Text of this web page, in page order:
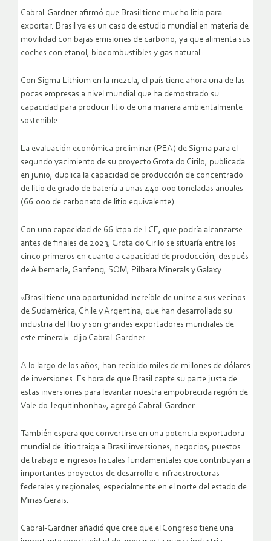
Cabral-Gardner afirmó que Brasil tiene mucho litio para
exportar. Brasil ya es un caso de estudio mundial en materia de
movilidad con bajas emisiones de carbono, ya que alimenta sus
coches con etanol, biocombustibles y gas natural.
Con Sigma Lithium en la mezcla, el país tiene ahora una de las
pocas empresas a nivel mundial que ha demostrado su
capacidad para producir litio de una manera ambientalmente
sostenible.
La evaluación económica preliminar (PEA) de Sigma para el
segundo yacimiento de su proyecto Grota do Cirilo, publicada
en junio, duplica la capacidad de producción de concentrado
de litio de grado de batería a unas 440.000 toneladas anuales
(66.000 de carbonato de litio equivalente).
Con una capacidad de 66 ktpa de LCE, que podría alcanzarse
antes de finales de 2023, Grota do Cirilo se situaría entre los
cinco primeros en cuanto a capacidad de producción, después
de Albemarle, Ganfeng, SQM, Pilbara Minerals y Galaxy.
«Brasil tiene una oportunidad increíble de unirse a sus vecinos
de Sudamérica, Chile y Argentina, que han desarrollado su
industria del litio y son grandes exportadores mundiales de
este mineral». dijo Cabral-Gardner.
A lo largo de los años, han recibido miles de millones de dólares
de inversiones. Es hora de que Brasil capte su parte justa de
estas inversiones para levantar nuestra empobrecida región de
Vale do Jequitinhonha», agregó Cabral-Gardner.
También espera que convertirse en una potencia exportadora
mundial de litio traiga a Brasil inversiones, negocios, puestos
de trabajo e ingresos fiscales fundamentales que contribuyan a
importantes proyectos de desarrollo e infraestructuras
federales y regionales, especialmente en el norte del estado de
Minas Gerais.
Cabral-Gardner añadió que cree que el Congreso tiene una